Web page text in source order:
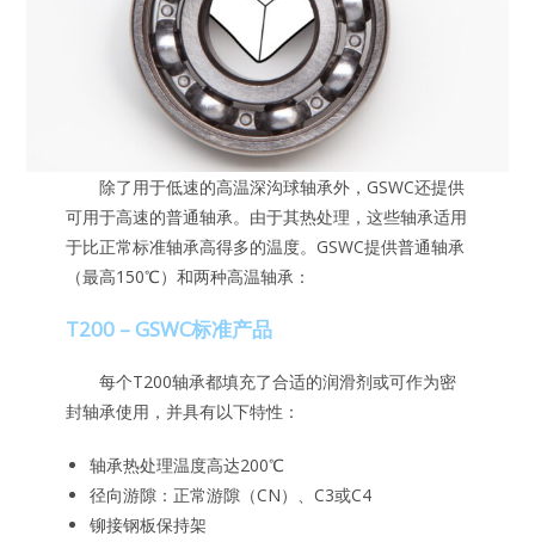
除了用于低速的高温深沟球轴承外，GSWC还提供
可用于高速的普通轴承。由于其热处理，这些轴承适用
于比正常标准轴承高得多的温度。GSWC提供普通轴承
（最高150℃）和两种高温轴承：
T200 – GSWC标准产品
每个T200轴承都填充了合适的润滑剂或可作为密
封轴承使用，并具有以下特性：
轴承热处理温度高达200℃
径向游隙：正常游隙（CN）、C3或C4
铆接钢板保持架